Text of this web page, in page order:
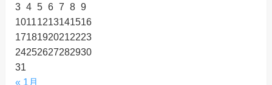
3 4 5 6 7 8 9
10111213141516
17181920212223
24252627282930
31
« 1月